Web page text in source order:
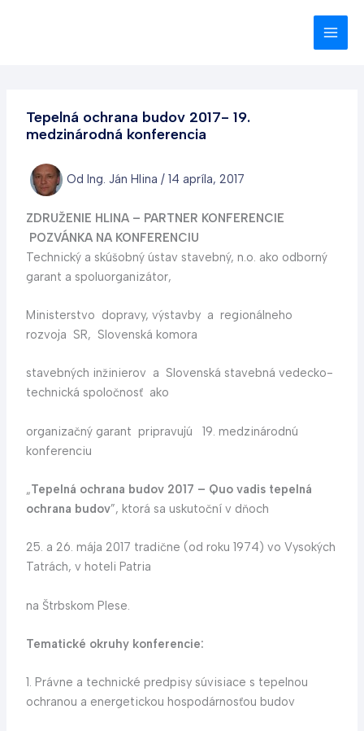
Tepelná ochrana budov 2017- 19.
medzinárodná konferencia
Od Ing. Ján Hlina / 14 apríla, 2017
ZDRUŽENIE HLINA – PARTNER KONFERENCIE
POZVÁNKA NA KONFERENCIU
Technický a skúšobný ústav stavebný, n.o. ako odborný
garant a spoluorganizátor,
Ministerstvo dopravy, výstavby a regionálneho
rozvoja SR, Slovenská komora
stavebných inžinierov a Slovenská stavebná vedecko-
technická spoločnosť ako
organizačný garant pripravujú 19. medzinárodnú
konferenciu
„Tepelná ochrana budov 2017 – Quo vadis tepelná
ochrana budov”, ktorá sa uskutoční v dňoch
25. a 26. mája 2017 tradične (od roku 1974) vo Vysokých
Tatrách, v hoteli Patria
na Štrbskom Plese.
Tematické okruhy konferencie:
1. Právne a technické predpisy súvisiace s tepelnou
ochranou a energetickou hospodárnosťou budov